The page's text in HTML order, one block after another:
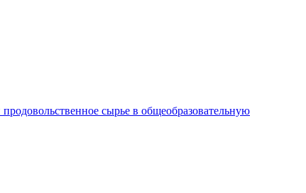
сырье в общеобразовательную